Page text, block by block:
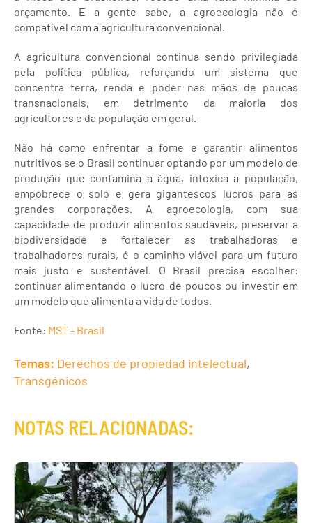
orçamento. E a gente sabe, a agroecologia não é
compatível com a agricultura convencional.
A agricultura convencional continua sendo privilegiada
pela política pública, reforçando um sistema que
concentra terra, renda e poder nas mãos de poucas
transnacionais, em detrimento da maioria dos
agricultores e da população em geral.
Não há como enfrentar a fome e garantir alimentos
nutritivos se o Brasil continuar optando por um modelo de
produção que contamina a água, intoxica a população,
empobrece o solo e gera gigantescos lucros para as
grandes corporações. A agroecologia, com sua
capacidade de produzir alimentos saudáveis, preservar a
biodiversidade e fortalecer as trabalhadoras e
trabalhadores rurais, é o caminho viável para um futuro
mais justo e sustentável. O Brasil precisa escolher:
continuar alimentando o lucro de poucos ou investir em
um modelo que alimenta a vida de todos.
Fonte: MST - Brasil
Temas: Derechos de propiedad intelectual,
Transgénicos
NOTAS RELACIONADAS: